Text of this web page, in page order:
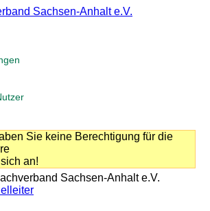
Sie keine Berechtigung für die
an!
Sachsen-Anhalt e.V.